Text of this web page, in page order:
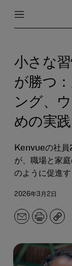
小さな
が勝つ
ング、
めの実
Kenvueの社員
が、職場と家
のように促進す
2026年3月2日
メ
ア
印
コ